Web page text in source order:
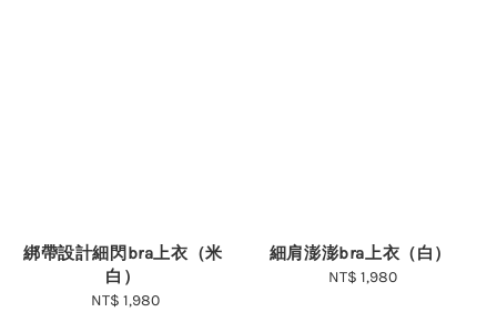
綁帶設計細閃bra上衣（米
白）
Regular
NT$ 1,980
細肩澎澎bra上衣（白）
Regular
NT$ 1,980